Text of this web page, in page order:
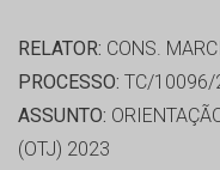
RELATOR: CONS.
PROCESSO: TC/10096/
ASSUNTO:
(OTJ) 2023